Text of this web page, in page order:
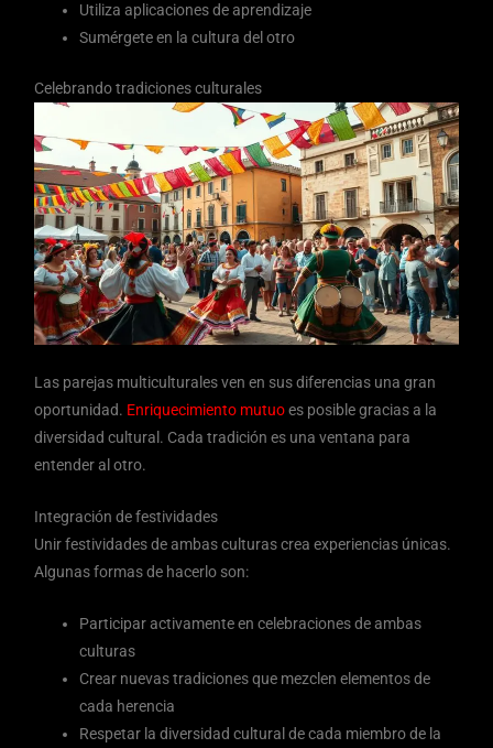
Utiliza aplicaciones de aprendizaje
Sumérgete en la cultura del otro
Celebrando tradiciones culturales
Las parejas multiculturales ven en sus diferencias una gran
oportunidad. Enriquecimiento mutuoes posible gracias a la
diversidad cultural. Cada tradición es una ventana para
entender al otro.
Integración de festividades
Unir festividades de ambas culturas crea experiencias únicas.
Algunas formas de hacerlo son:
Participar activamente en celebraciones de ambas
culturas
Crear nuevas tradiciones que mezclen elementos de
cada herencia
Respetar la diversidad cultural de cada miembro de la